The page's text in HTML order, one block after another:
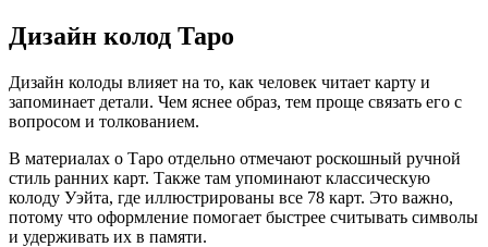
Дизайн колод Таро
Дизайн колоды влияет на то, как человек читает карту и
запоминает детали. Чем яснее образ, тем проще связать его с
вопросом и толкованием.
В материалах о Таро отдельно отмечают роскошный ручной
стиль ранних карт. Также там упоминают классическую
колоду Уэйта, где иллюстрированы все 78 карт. Это важно,
потому что оформление помогает быстрее считывать символы
и удерживать их в памяти.